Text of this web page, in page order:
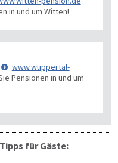
in und um Witten!
www.wuppertal-
Pensionen in und um
für Gäste: